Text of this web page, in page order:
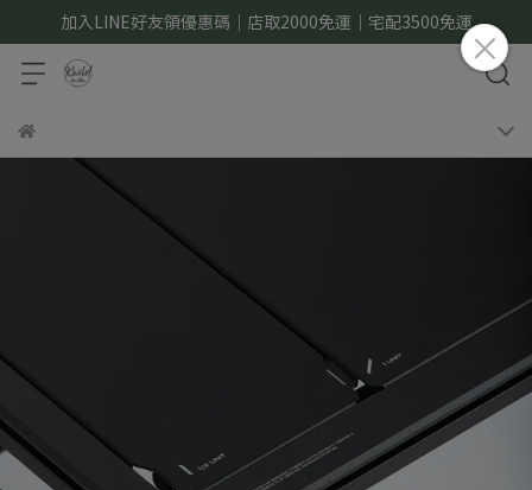
加入LINE好友領優惠碼｜店取2000免運｜宅配3500免運